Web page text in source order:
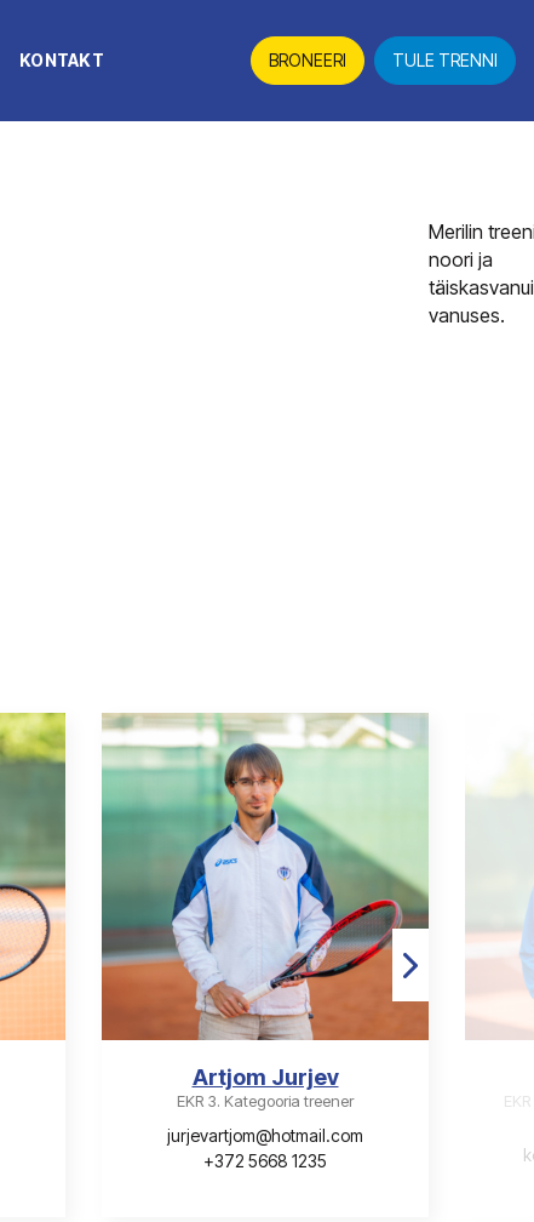
KONTAKT BRONEERI TULE TRENNI
Merilin
noori ja
vanuses.
Artjom Jurjev
EKR 3. Kategooria treener
jurjevartjom@hotmail.com
+372 5668 1235